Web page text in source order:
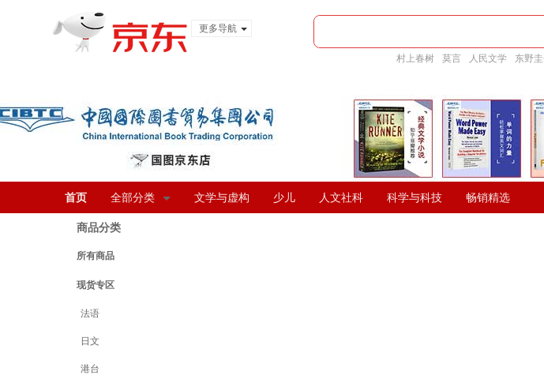
更多导航
村上春树 莫言 人民文学 东野
首页 全部分类 文学与虚构 少儿 人文社科 科学与科技 畅销精选
商品分类
所有商品
现货专区
法语
日文
港台